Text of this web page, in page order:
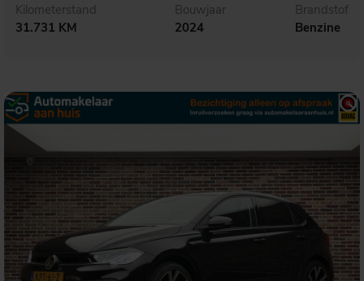
Kilometerstand
31.731 KM
Bouwjaar
2024
Brandstof
Benzine